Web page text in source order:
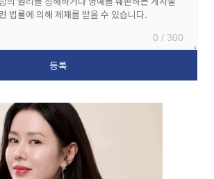
0 / 300